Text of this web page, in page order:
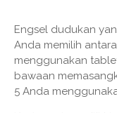
Engsel dudukan
Anda memilih
menggunakan
bawaan
5 Anda